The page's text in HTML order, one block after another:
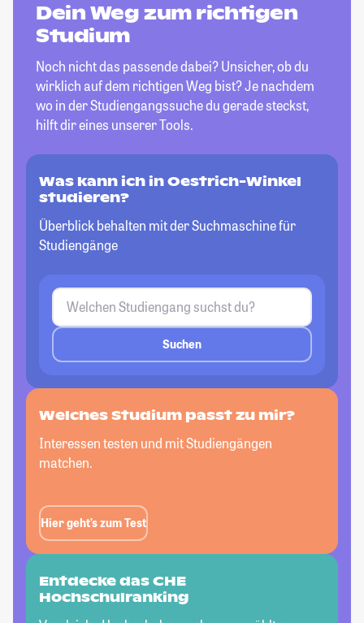
Dein Weg zum richtigen
Studium
Noch nicht das passende dabei? Unsicher, ob du
wirklich auf dem richtigen Weg bist? Je nachdem
wo in der Studiengangssuche du gerade steckst,
hilft dir eines unserer Tools.
Was kann ich in Oestrich-Winkel
studieren?
Überblick behalten mit der Suchmaschine für
Studiengänge
Suchen
Welches Studium passtzu mir?
Interessen testen und mit Studiengängen
matchen.
Hier geht’s zum Test
Entdecke das CHE
Hochschulranking